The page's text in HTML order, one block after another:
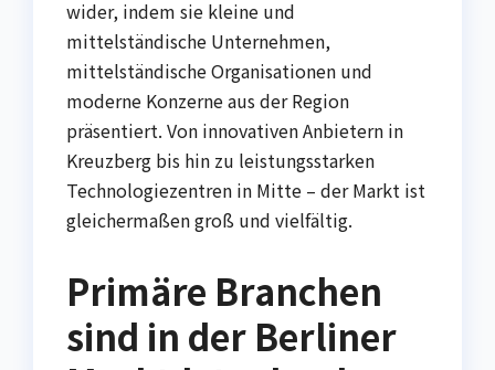
wider, indem sie kleine und
mittelständische Unternehmen,
mittelständische Organisationen und
moderne Konzerne aus der Region
präsentiert. Von innovativen Anbietern in
Kreuzberg bis hin zu leistungsstarken
Technologiezentren in Mitte – der Markt ist
gleichermaßen groß und vielfältig.
Primäre Branchen
sind in der Berliner